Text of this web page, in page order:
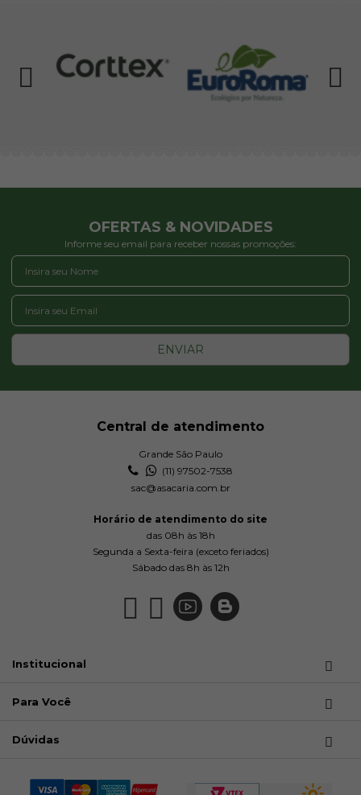
OFERTAS & NOVIDADES
Informe seu email para receber nossas promoções:
ENVIAR
Central de atendimento
Grande São Paulo
(11) 97502-7538
sac@asacaria.com.br
Horário de atendimento do site
das 08h às 18h
Segunda a Sexta-feira (exceto feriados)
Sábado das 8h às 12h
Institucional
Para Você
Dúvidas